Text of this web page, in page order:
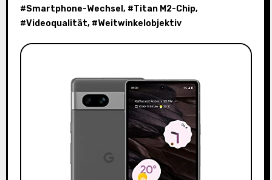
#Smartphone-Wechsel , #Titan M2-Chip,
#Videoqualität, #Weitwinkelobjektiv